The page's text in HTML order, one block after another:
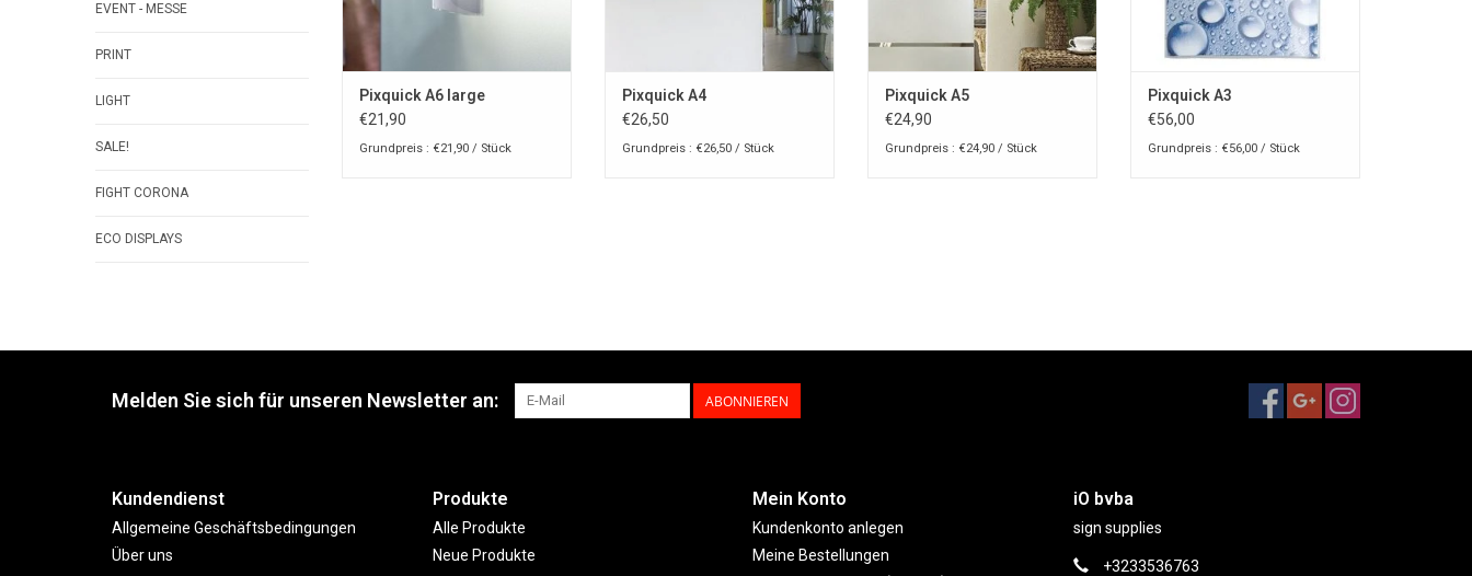
EVENT - MESSE
PRINT
LIGHT
SALE!
FIGHT CORONA
ECO DISPLAYS
Pixquick A6 large
€21,90
Grundpreis : €21,90 / Stück
Pixquick A4
€26,50
Grundpreis : €26,50 / Stück
Pixquick A5
€24,90
Grundpreis : €24,90 / Stück
Pixquick A3
€56,00
Grundpreis : €56,00 / Stück
Melden Sie sich für unseren Newsletter an: ABONNIEREN
Kundendienst
Allgemeine Geschäftsbedingungen
Über uns
Produkte
Alle Produkte
Neue Produkte
Mein Konto
Kundenkonto anlegen
Meine Bestellungen
iO bvba
sign supplies
+3233536763